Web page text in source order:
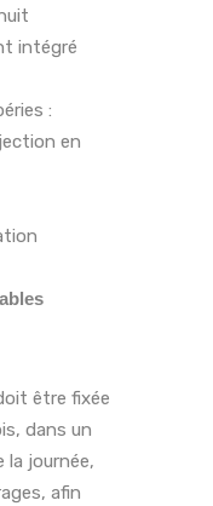
intégré
:
en
être fixée
dans un
la journée,
afin